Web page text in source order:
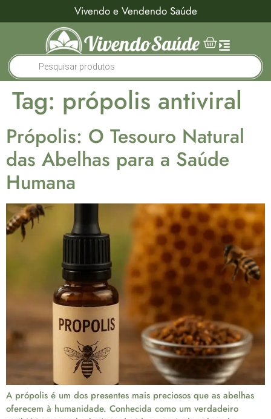
Vivendo e Vendendo Saúde
Tag: própolis antiviral
Própolis: O Tesouro Natural
das Abelhas para a Saúde
Humana
A própolis é um dos presentes mais preciosos que as abelhas
oferecem à humanidade. Conhecida como um verdadeiro